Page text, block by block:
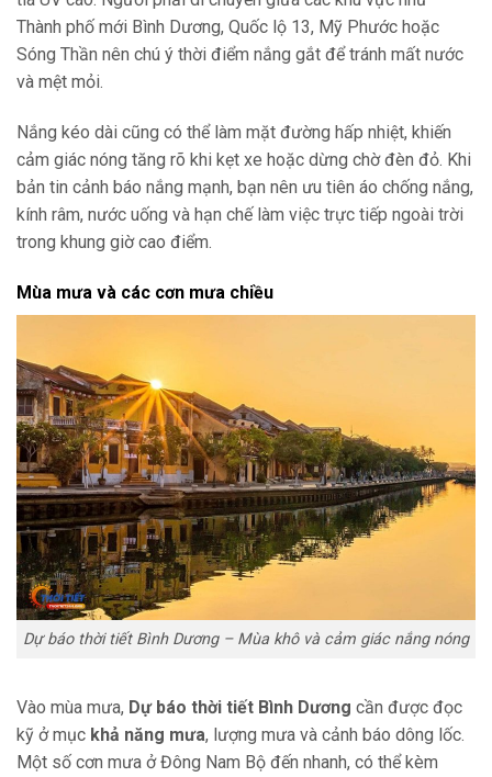
Thành phố mới Bình Dương, Quốc lộ 13, Mỹ Phước hoặc
Sóng Thần nên chú ý thời điểm nắng gắt để tránh mất nước
và mệt mỏi.
Nắng kéo dài cũng có thể làm mặt đường hấp nhiệt, khiến
cảm giác nóng tăng rõ khi kẹt xe hoặc dừng chờ đèn đỏ. Khi
bản tin cảnh báo nắng mạnh, bạn nên ưu tiên áo chống nắng,
kính râm, nước uống và hạn chế làm việc trực tiếp ngoài trời
trong khung giờ cao điểm.
Mùa mưa và các cơn mưa chiều
Dự báo thời tiết Bình Dương – Mùa khô và cảm giác nắng nóng
Vào mùa mưa, Dự báo thời tiết Bình Dương cần được đọc
kỹ ở mục khả năng mưa, lượng mưa và cảnh báo dông lốc.
Một số cơn mưa ở Đông Nam Bộ đến nhanh, có thể kèm